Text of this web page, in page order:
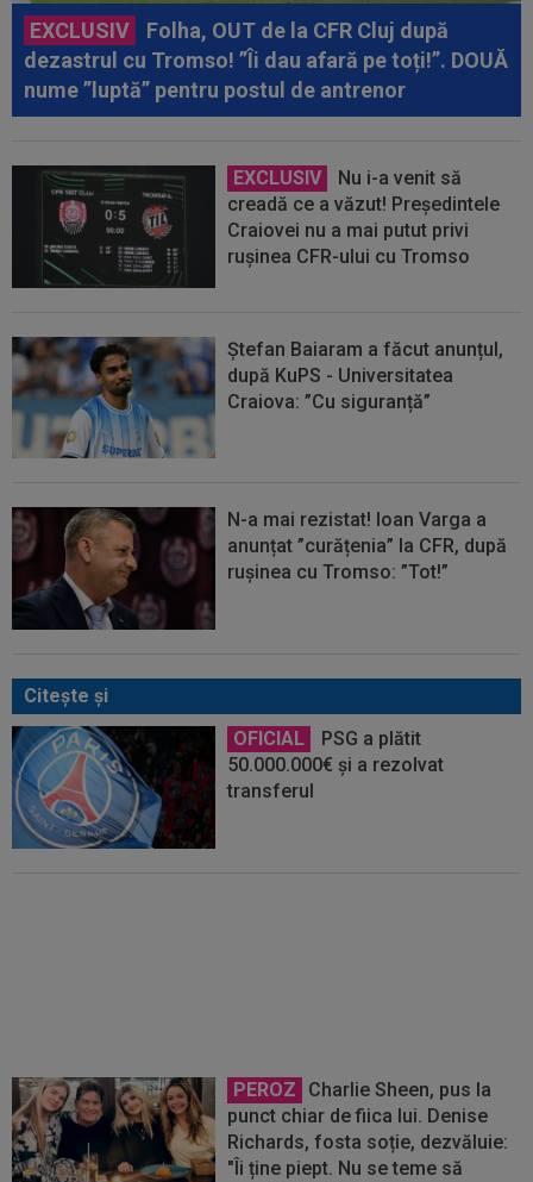
EXCLUSIV
Folha, OUT de la CFR Cluj după
dezastrul cu Tromso! ”Îi dau afară pe toți!”. DOUĂ
nume ”luptă” pentru postul de antrenor
EXCLUSIV
Nu i-a venit să
creadă ce a văzut! Președintele
Craiovei nu a mai putut privi
rușinea CFR-ului cu Tromso
Ștefan Baiaram a făcut anunțul,
după KuPS - Universitatea
Craiova: ”Cu siguranță”
N-a mai rezistat! Ioan Varga a
anunțat ”curățenia” la CFR, după
rușinea cu Tromso: ”Tot!”
Citeşte şi
OFICIAL
PSG a plătit
50.000.000€ și a rezolvat
transferul
PEROZ
Charlie Sheen, pus la
punct chiar de fiica lui. Denise
Richards, fosta soție, dezvăluie:
"Îi ține piept. Nu se teme să